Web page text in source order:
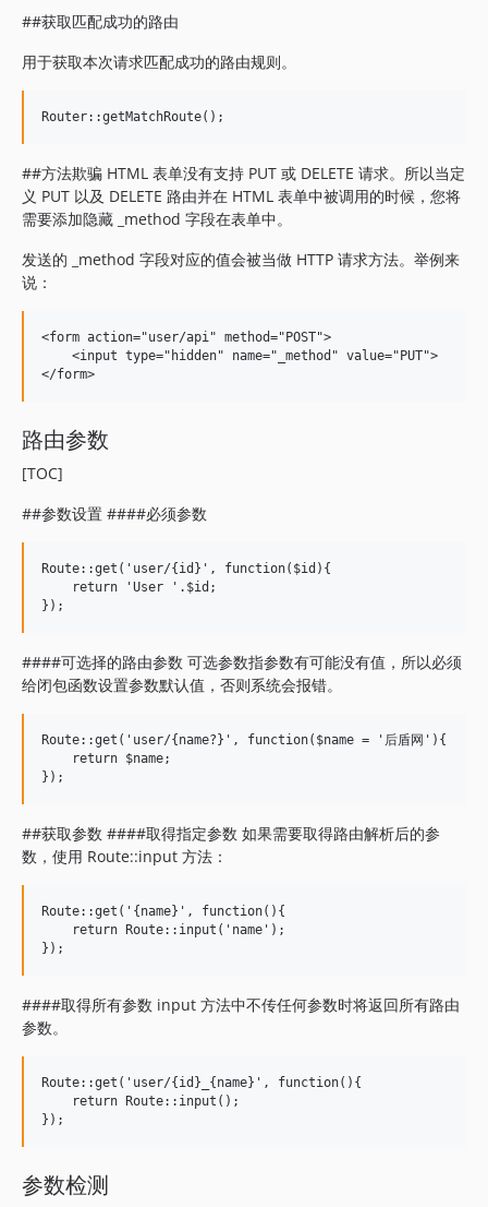
##获取匹配成功的路由
用于获取本次请求匹配成功的路由规则。
##方法欺骗 HTML 表单没有支持 PUT 或 DELETE 请求。所以当定
义 PUT 以及 DELETE 路由并在 HTML 表单中被调用的时候，您将
需要添加隐藏 _method 字段在表单中。
发送的 _method 字段对应的值会被当做 HTTP 请求方法。举例来
说：
<form action="user/api" method="POST">
    <input type="hidden" name="_method" value="PUT">
路由参数
[TOC]
##参数设置 ####必须参数
Route::get('user/{id}', function($id){
    return 'User '.$id;
####可选择的路由参数 可选参数指参数有可能没有值，所以必须
给闭包函数设置参数默认值，否则系统会报错。
Route::get('user/{name?}', function($name = '后盾网'){
    return $name;
##获取参数 ####取得指定参数 如果需要取得路由解析后的参
数，使用 Route::input 方法：
Route::get('{name}', function(){
    return Route::input('name');
####取得所有参数 input 方法中不传任何参数时将返回所有路由
参数。
Route::get('user/{id}_{name}', function(){
    return Route::input();
参数检测